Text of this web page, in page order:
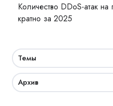
Количество DDoS-атак
кратно за 2025
Темы
Архив